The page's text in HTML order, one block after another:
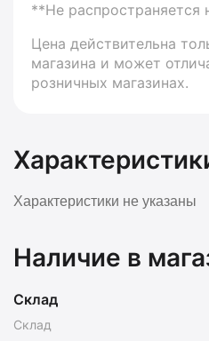
**Не распространяется
Цена действительна
магазина и может
розничных магазинах.
Характеристики не указаны
Наличие в
Склад
Склад